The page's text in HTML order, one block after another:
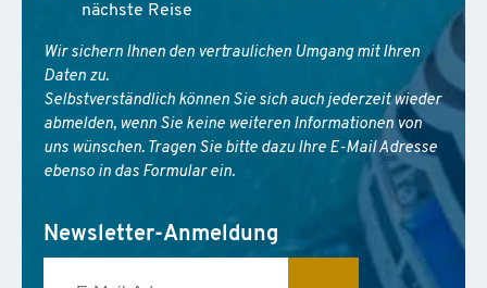
nächste Reise
Wir sichern Ihnen den vertraulichen Umgang mit Ihren
Daten zu.
Selbstverständlich können Sie sich auch jederzeit wieder
abmelden, wenn Sie keine weiteren Informationen von
uns wünschen. Tragen Sie bitte dazu Ihre E-Mail Adresse
ebenso in das Formular ein.
Newsletter-Anmeldung